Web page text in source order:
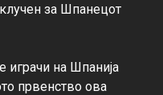
за Шпанецот
на Шпанија
првенство ова